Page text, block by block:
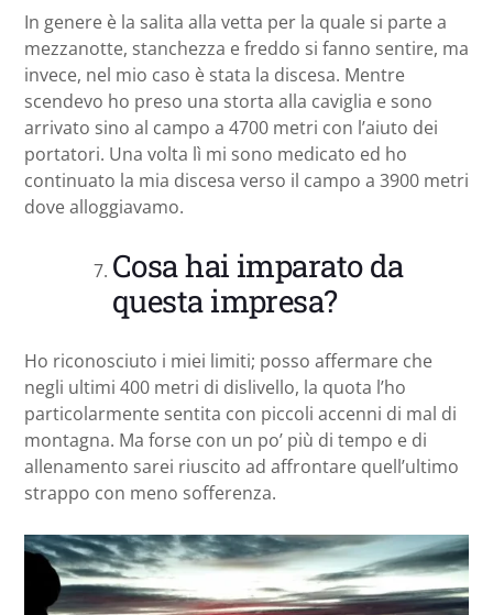
In genere è la salita alla vetta per la quale si parte a
mezzanotte, stanchezza e freddo si fanno sentire, ma
invece, nel mio caso è stata la discesa. Mentre
scendevo ho preso una storta alla caviglia e sono
arrivato sino al campo a 4700 metri con l’aiuto dei
portatori. Una volta lì mi sono medicato ed ho
continuato la mia discesa verso il campo a 3900 metri
dove alloggiavamo.
Cosa hai imparato da
questa impresa?
Ho riconosciuto i miei limiti; posso affermare che
negli ultimi 400 metri di dislivello, la quota l’ho
particolarmente sentita con piccoli accenni di mal di
montagna. Ma forse con un po’ più di tempo e di
allenamento sarei riuscito ad affrontare quell’ultimo
strappo con meno sofferenza.